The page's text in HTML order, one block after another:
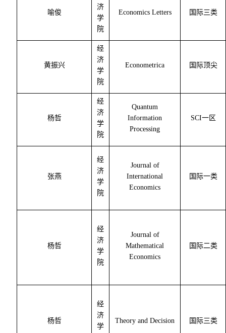
喻俊
济
学
院
Economics Letters 国际三类
黄振兴
经
济
学
院
Econometrica 国际顶尖
杨哲
经
济
学
院
Quantum
Information
Processing
SCI一区
张燕
经
济
学
院
Journal of
International
Economics
国际一类
杨哲
经
济
学
院
Journal of
Mathematical
Economics
国际二类
杨哲
经
济
学
Theory and Decision 国际三类